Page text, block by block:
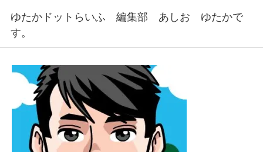
ゆたかドットらいふ 編集部 あしお ゆたかで
す。